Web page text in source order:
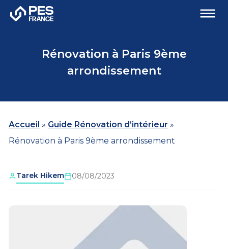
Rénovation à Paris 9ème
arrondissement
Accueil » Guide Rénovation d’intérieur »
Rénovation à Paris 9ème arrondissement
Tarek Hikem 08/08/2023